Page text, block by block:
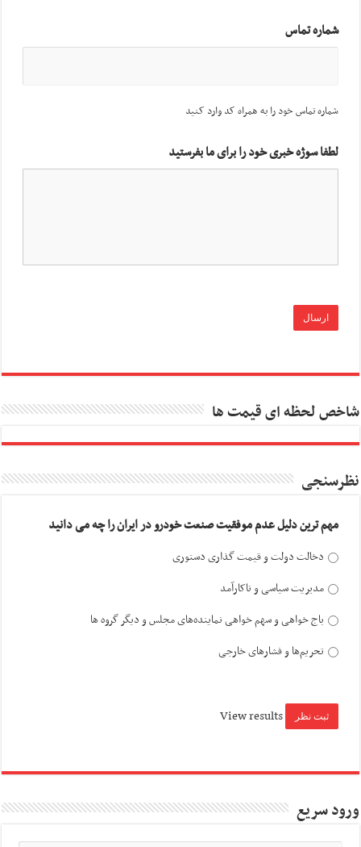
شماره تماس
شماره تماس خود را به همراه کد وارد کنید
لطفا سوژه خبری خود را برای ما بفرستید
شاخص لحظه ای قیمت ها
نظرسنجی
مهم ترین دلیل عدم موفقیت صنعت خودرو در ایران را چه می دانید
دخالت دولت و قیمت گذاری دستوری
مدیریت سیاسی و ناکارآمد
باج خواهی و سهم خواهی نماینده‌های مجلس و دیگر گروه ها
تحریم‌ها و فشارهای خارجی
View results
ورود سریع